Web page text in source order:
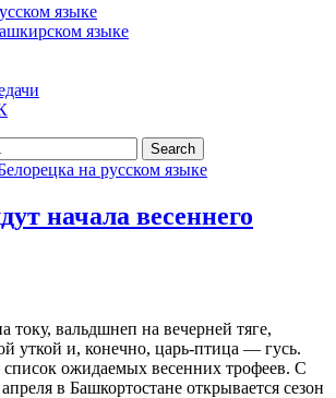
языке
языке
на русском языке
начала весеннего
току, вальдшнеп на вечерней тяге,
уткой и, конечно, царь-птица — гусь.
ожидаемых весенних трофеев. С
в Башкортостане открывается сезон